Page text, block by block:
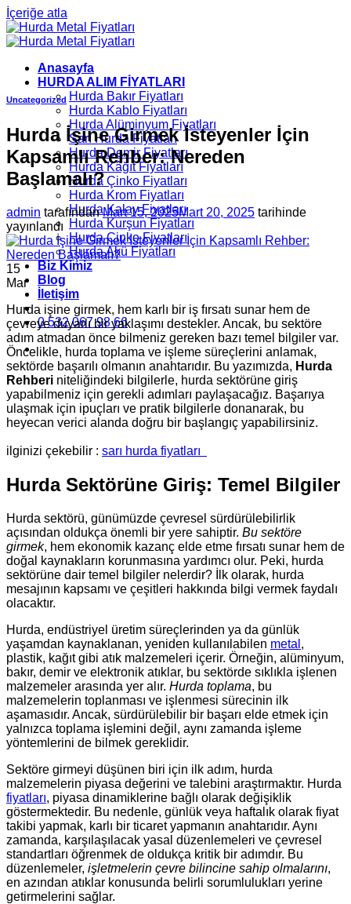
İçeriğe atla
Anasayfa
HURDA ALIM FİYATLARI
Hurda Bakır Fiyatları
Hurda Kablo Fiyatları
Hurda Alüminyum Fiyatları
Sarı Hurda Fiyatları
Hurda Demir Fiyatları
Hurda Kâğıt Fiyatları
Hurda Çinko Fiyatları
Hurda Krom Fiyatları
Hurda Kalay Fiyatları
Hurda Kurşun Fiyatları
Hurda Çinko Fiyatları
Hurda Akü Fiyatları
Biz Kimiz
Blog
İletişim
0 532 067 98 66
Uncategorized
Hurda İşine Girmek İsteyenler İçin
Kapsamlı Rehber: Nereden
Başlamalı?
admin tarafından Mart 15, 2025Mart 20, 2025 tarihinde
yayınlandı
15
Mar
Hurda işine girmek, hem karlı bir iş fırsatı sunar hem de
çevreye duyarlı bir yaklaşımı destekler. Ancak, bu sektöre
adım atmadan önce bilmeniz gereken bazı temel bilgiler var.
Öncelikle, hurda toplama ve işleme süreçlerini anlamak,
sektörde başarılı olmanın anahtarıdır. Bu yazımızda, Hurda
Rehberi niteliğindeki bilgilerle, hurda sektörüne giriş
yapabilmeniz için gerekli adımları paylaşacağız. Başarıya
ulaşmak için ipuçları ve pratik bilgilerle donanarak, bu
heyecan verici alanda doğru bir başlangıç yapabilirsiniz.
ilginizi çekebilir : sarı hurda fiyatları
Hurda Sektörüne Giriş: Temel Bilgiler
Hurda sektörü, günümüzde çevresel sürdürülebilirlik
açısından oldukça önemli bir yere sahiptir. Bu sektöre
girmek, hem ekonomik kazanç elde etme fırsatı sunar hem de
doğal kaynakların korunmasına yardımcı olur. Peki, hurda
sektörüne dair temel bilgiler nelerdir? İlk olarak, hurda
mesajının kapsamı ve çeşitleri hakkında bilgi vermek faydalı
olacaktır.
Hurda, endüstriyel üretim süreçlerinden ya da günlük
yaşamdan kaynaklanan, yeniden kullanılabilen metal ,
plastik, kağıt gibi atık malzemeleri içerir. Örneğin, alüminyum,
bakır, demir ve elektronik atıklar, bu sektörde sıklıkla işlenen
malzemeler arasında yer alır. Hurda toplama, bu
malzemelerin toplanması ve işlenmesi sürecinin ilk
aşamasıdır. Ancak, sürdürülebilir bir başarı elde etmek için
yalnızca toplama işlemini değil, aynı zamanda işleme
yöntemlerini de bilmek gereklidir.
Sektöre girmeyi düşünen biri için ilk adım, hurda
malzemelerin piyasa değerini ve talebini araştırmaktır. Hurda
fiyatları, piyasa dinamiklerine bağlı olarak değişiklik
göstermektedir. Bu nedenle, günlük veya haftalık olarak fiyat
takibi yapmak, karlı bir ticaret yapmanın anahtarıdır. Aynı
zamanda, karşılaşılacak yasal düzenlemeleri ve çevresel
standartları öğrenmek de oldukça kritik bir adımdır. Bu
düzenlemeler, işletmelerin çevre bilincine sahip olmalarını,
en azından atıklar konusunda belirli sorumlulukları yerine
getirmelerini sağlar.